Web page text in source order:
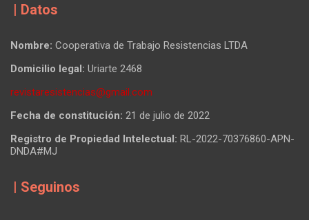
| Datos
Nombre: Cooperativa de Trabajo Resistencias LTDA
Domicilio legal: Uriarte 2468
revistaresistencias@gmail.com
Fecha de constitución: 21 de julio de 2022
Registro de Propiedad Intelectual: RL-2022-70376860-APN-
DNDA#MJ
| Seguinos